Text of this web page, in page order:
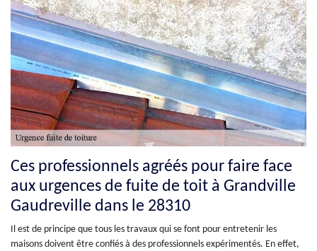
Ces professionnels agréés pour faire face
aux urgences de fuite de toit à Grandville
Gaudreville dans le 28310
Il est de principe que tous les travaux qui se font pour entretenir les
maisons doivent être confiés à des professionnels expérimentés. En effet,